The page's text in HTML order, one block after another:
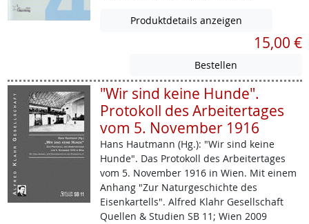
Produktdetails anzeigen
15,00 €
"Wir sind keine Hunde".
Protokoll des Arbeitertages
vom 5. November 1916
Hans Hautmann (Hg.): "Wir sind keine
Hunde". Das Protokoll des Arbeitertages
vom 5. November 1916 in Wien. Mit einem
Anhang "Zur Naturgeschichte des
Eisenkartells". Alfred Klahr Gesellschaft
Quellen & Studien SB 11; Wien 2009